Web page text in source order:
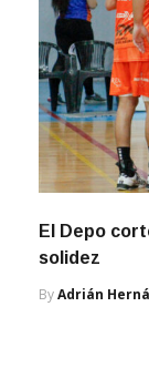
El Depo
solidez
ByAdrián